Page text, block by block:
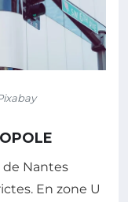
de Nantes
En zone U